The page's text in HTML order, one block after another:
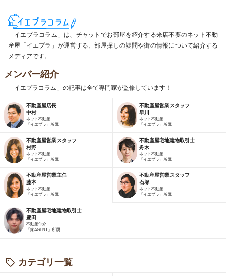
「イエプラコラム」は、チャットでお部屋を紹介する来店不要のネット不動
産屋「イエプラ」が運営する、部屋探しの疑問や街の情報について紹介する
メディアです。
メンバー紹介
「イエプラコラム」の記事は全て専門家が監修しています！
不動産屋店長
中村
ネット不動産
「イエプラ」所属
不動産屋営業スタッフ
早川
ネット不動産
「イエプラ」所属
不動産屋営業スタッフ
村野
ネット不動産
「イエプラ」所属
不動産屋宅地建物取引士
舟木
ネット不動産
「イエプラ」所属
不動産屋営業主任
藤本
ネット不動産
「イエプラ」所属
不動産屋営業スタッフ
石塚
ネット不動産
「イエプラ」所属
不動産屋宅地建物取引士
豊田
不動産仲介
「家AGENT」所属
カテゴリ一覧